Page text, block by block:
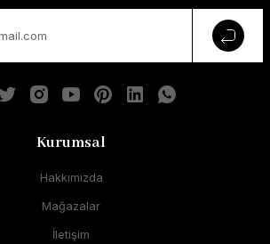
Kurumsal
Hakkımızda
Mağazalar
İletişim